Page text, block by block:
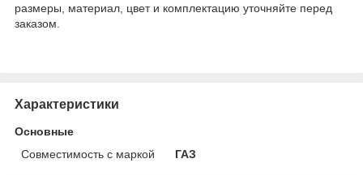
размеры, материал, цвет и комплектацию уточняйте перед
заказом.
Характеристики
Основные
Совместимость с маркой
ГАЗ